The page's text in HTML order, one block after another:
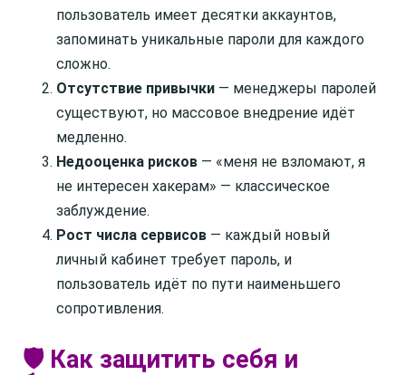
пользователь имеет десятки аккаунтов,
запоминать уникальные пароли для каждого
сложно.
Отсутствие привычки — менеджеры паролей
существуют, но массовое внедрение идёт
медленно.
Недооценка рисков — «меня не взломают, я
не интересен хакерам» — классическое
заблуждение.
Рост числа сервисов — каждый новый
личный кабинет требует пароль, и
пользователь идёт по пути наименьшего
сопротивления.
🛡️ Как защитить себя и